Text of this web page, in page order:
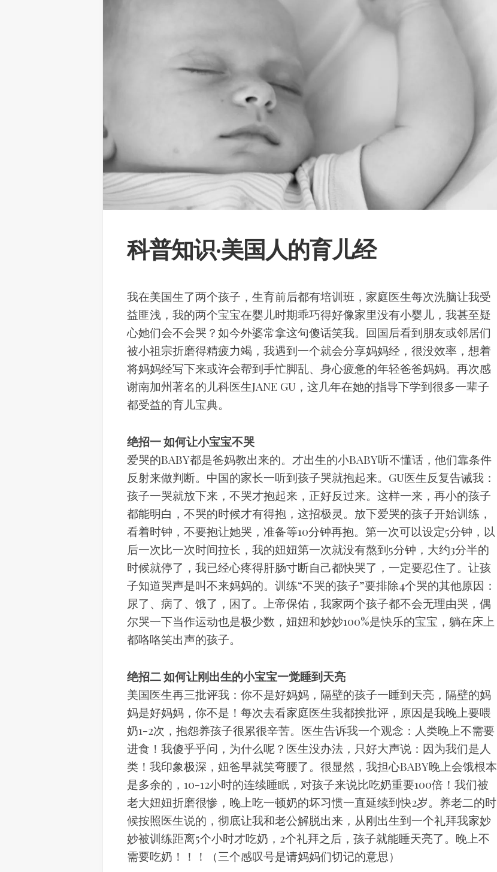
科普知识·美国人的育儿经
我在美国生了两个孩子，生育前后都有培训班，家庭医生每次洗脑让我受
益匪浅，我的两个宝宝在婴儿时期乖巧得好像家里没有小婴儿，我甚至疑
心她们会不会哭？如今外婆常拿这句傻话笑我。 回国后看到朋友或邻居们
被小祖宗折磨得精疲力竭，我遇到一个就会分享妈妈经，很没效率，想着
将妈妈经写下来或许会帮到手忙脚乱、身心疲惫的年轻爸爸妈妈。再次感
谢南加州著名的儿科医生JANE GU，这几年在她的指导下学到很多一辈子
都受益的育儿宝典。
绝招一 如何让小宝宝不哭
爱哭的BABY都是爸妈教出来的。才出生的小BABY听不懂话，他们靠条件
反射来做判断。中国的家长一听到孩子哭就抱起来。GU医生反复告诫我：
孩子一哭就放下来，不哭才抱起来，正好反过来。这样一来，再小的孩子
都能明白，不哭的时候才有得抱，这招极灵。放下爱哭的孩子开始训练，
看着时钟，不要抱让她哭，准备等10分钟再抱。第一次可以设定5分钟，以
后一次比一次时间拉长，我的妞妞第一次就没有熬到5分钟，大约3分半的
时候就停了，我已经心疼得肝肠寸断自己都快哭了，一定要忍住了。让孩
子知道哭声是叫不来妈妈的。训练“不哭的孩子”要排除4个哭的其他原因：
尿了、病了、饿了，困了。上帝保佑，我家两个孩子都不会无理由哭，偶
尔哭一下当作运动也是极少数，妞妞和妙妙100%是快乐的宝宝，躺在床上
都咯咯笑出声的孩子。
绝招二 如何让刚出生的小宝宝一觉睡到天亮
美国医生再三批评我：你不是好妈妈，隔壁的孩子一睡到天亮，隔壁的妈
妈是好妈妈，你不是！每次去看家庭医生我都挨批评，原因是我晚上要喂
奶1-2次，抱怨养孩子很累很辛苦。医生告诉我一个观念：人类晚上不需要
进食！我傻乎乎问，为什么呢？医生没办法，只好大声说：因为我们是人
类！我印象极深，妞爸早就笑弯腰了。很显然，我担心BABY晚上会饿根本
是多余的，10-12小时的连续睡眠，对孩子来说比吃奶重要100倍！我们被
老大妞妞折磨很惨，晚上吃一顿奶的坏习惯一直延续到快2岁。养老二的时
候按照医生说的，彻底让我和老公解脱出来，从刚出生到一个礼拜我家妙
妙被训练距离5个小时才吃奶，2个礼拜之后，孩子就能睡天亮了。晚上不
需要吃奶！！！（三个感叹号是请妈妈们切记的意思）